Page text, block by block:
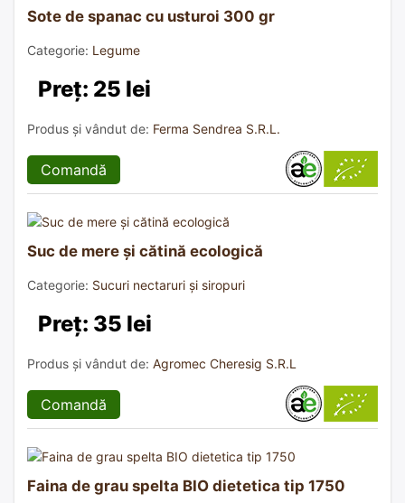
Sote de spanac cu usturoi 300 gr
Categorie: Legume
Preț: 25 lei
Produs și vândut de: Ferma Sendrea S.R.L.
Comandă
Suc de mere și cătină ecologică
Categorie: Sucuri nectaruri și siropuri
Preț: 35 lei
Produs și vândut de: Agromec Cheresig S.R.L
Comandă
Faina de grau spelta BIO dietetica tip 1750